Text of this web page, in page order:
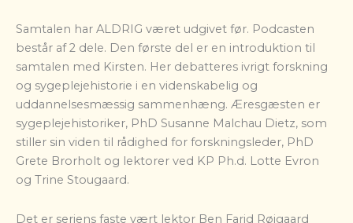
Samtalen har ALDRIG været udgivet før. Podcasten
består af 2 dele. Den første del er en introduktion til
samtalen med Kirsten. Her debatteres ivrigt forskning
og sygeplejehistorie i en videnskabelig og
uddannelsesmæssig sammenhæng. Æresgæsten er
sygeplejehistoriker, PhD Susanne Malchau Dietz, som
stiller sin viden til rådighed for forskningsleder, PhD
Grete Brorholt og lektorer ved KP Ph.d. Lotte Evron
og Trine Stougaard.
Det er seriens faste vært lektor Ben Farid Røjgaard